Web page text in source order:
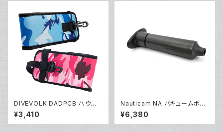
DIVEVOLK DADPCB ハウジ
ング専用ケース [70180/7018
1]
¥3,410
Nauticam NA バキュームポン
プ [20671]
¥6,380